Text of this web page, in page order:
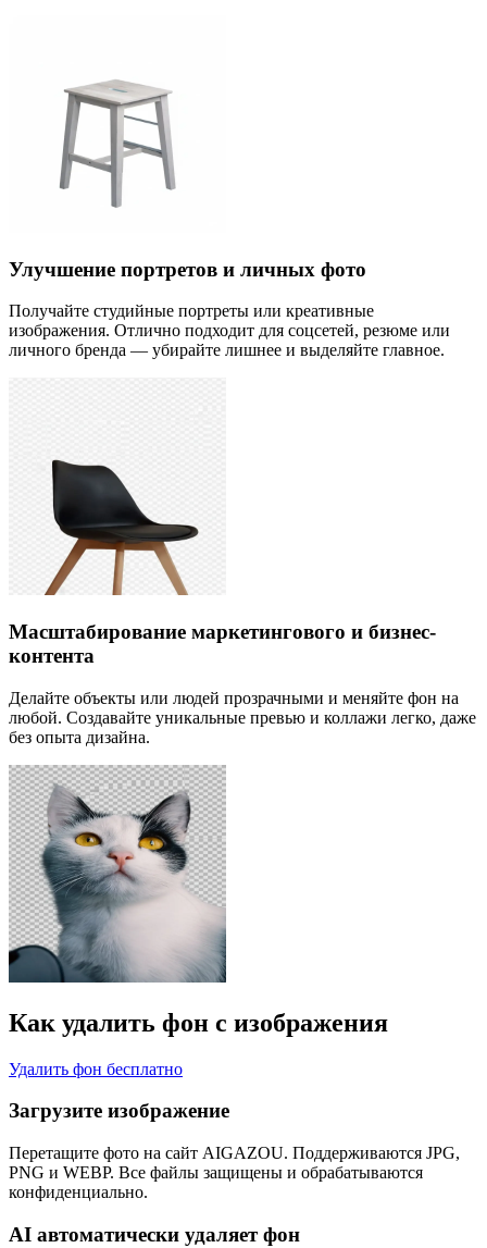
Улучшение портретов и личных фото
Получайте студийные портреты или креативные
изображения. Отлично подходит для соцсетей, резюме или
личного бренда — убирайте лишнее и выделяйте главное.
Масштабирование маркетингового и бизнес-
контента
Делайте объекты или людей прозрачными и меняйте фон на
любой. Создавайте уникальные превью и коллажи легко, даже
без опыта дизайна.
Как удалить фон с изображения
Удалить фон бесплатно
Загрузите изображение
Перетащите фото на сайт AIGAZOU. Поддерживаются JPG,
PNG и WEBP. Все файлы защищены и обрабатываются
конфиденциально.
AI автоматически удаляет фон